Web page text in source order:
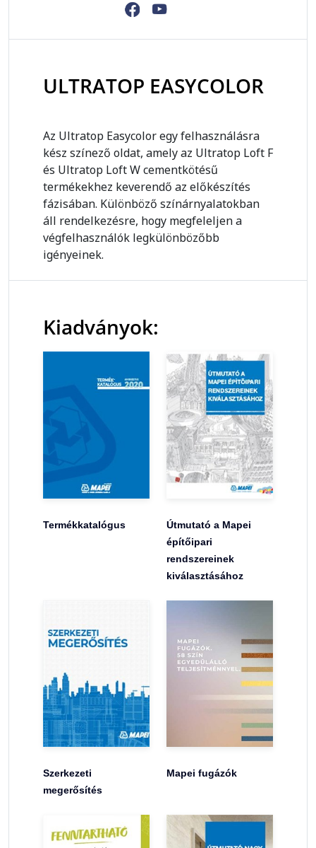
ULTRATOP EASYCOLOR
Az Ultratop Easycolor egy felhasználásra
kész színező oldat, amely az Ultratop Loft F
és Ultratop Loft W cementkötésű
termékekhez keverendő az előkészítés
fázisában. Különböző színárnyalatokban
áll rendelkezésre, hogy megfeleljen a
végfelhasználók legkülönbözőbb
igényeinek.
Kiadványok:
Termékkatalógus
Útmutató a Mapei
építőipari
rendszereinek
kiválasztásához
Szerkezeti
megerősítés
Mapei fugázók